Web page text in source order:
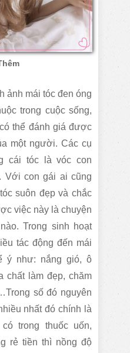
ảnh mái tóc đen óng
trong cuộc sống,
thể đánh giá được
một người. Các cụ
cái tóc là vóc con
Với con gái ai cũng
suôn đẹp và chắc
việc này là chuyện
Trong sinh hoạt
tác động đến mái
ý như: nắng gió, ô
chất làm đẹp, chăm
số đó nguyên
nhất đó chính là
trong thuốc uốn,
rẻ tiền thì nồng độ